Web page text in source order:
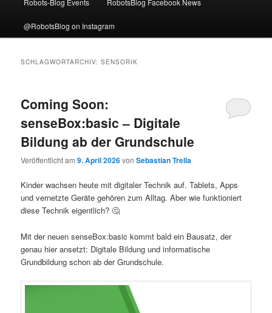
@RobotsBlog on Instagram
SCHLAGWORTARCHIV:SENSORIK
Coming Soon:
senseBox:basic – Digitale
Bildung ab der Grundschule
Veröffentlicht am9. April 2026vonSebastian Trella
Kinder wachsen heute mit digitaler Technik auf. Tablets, Apps
und vernetzte Geräte gehören zum Alltag. Aber wie funktioniert
diese Technik eigentlich? 🤔
Mit der neuen senseBox:basic kommt bald ein Bausatz, der
genau hier ansetzt: Digitale Bildung und informatische
Grundbildung schon ab der Grundschule.